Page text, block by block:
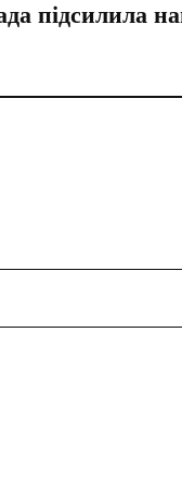
підсилила